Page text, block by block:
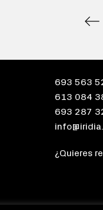
693 563
613 084
693 287
¿Quieres